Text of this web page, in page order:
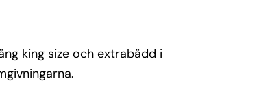
king size och extrabädd i